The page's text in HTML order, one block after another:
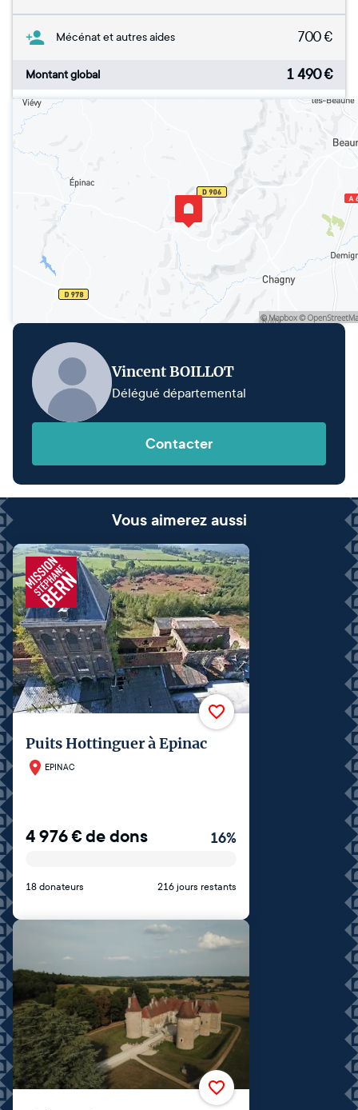
Mécénat et autres aides 700€
Montant global 1 490€
Vincent BOILLOT
Délégué départemental
Contacter
Vous aimerez aussi
Puits Hottinguer à Epinac
EPINAC
4 976€de dons 16%
18 donateurs 216 jours restants